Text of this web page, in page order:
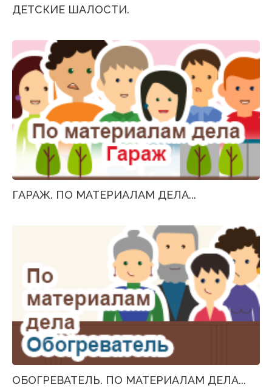
ДЕТСКИЕ ШАЛОСТИ.
ГАРАЖ. ПО МАТЕРИАЛАМ ДЕЛА...
ОБОГРЕВАТЕЛЬ. ПО МАТЕРИАЛАМ ДЕЛА...